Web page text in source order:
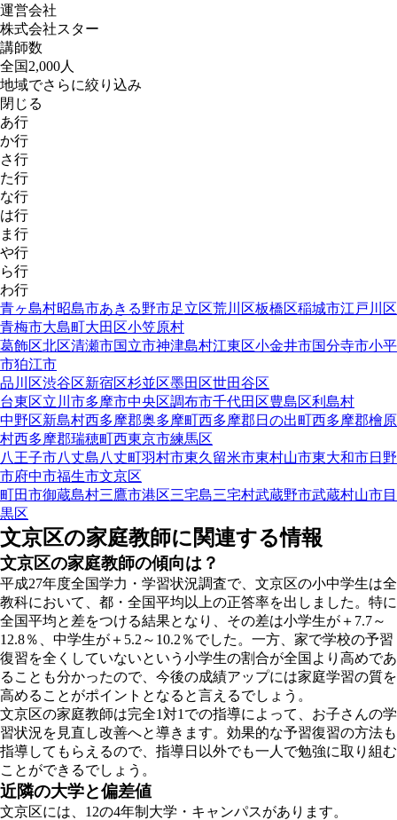
運営会社
株式会社スター
講師数
全国2,000人
地域でさらに絞り込み
閉じる
あ行
か行
さ行
た行
な行
は行
ま行
や行
ら行
わ行
青ヶ島村昭島市あきる野市足立区荒川区板橋区稲城市江戸川区
青梅市大島町大田区小笠原村
葛飾区北区清瀬市国立市神津島村江東区小金井市国分寺市小平
市狛江市
品川区渋谷区新宿区杉並区墨田区世田谷区
台東区立川市多摩市中央区調布市千代田区豊島区利島村
中野区新島村西多摩郡奥多摩町西多摩郡日の出町西多摩郡檜原
村西多摩郡瑞穂町西東京市練馬区
八王子市八丈島八丈町羽村市東久留米市東村山市東大和市日野
市府中市福生市文京区
町田市御蔵島村三鷹市港区三宅島三宅村武蔵野市武蔵村山市目
黒区
文京区の家庭教師に関連する情報
文京区の家庭教師の傾向は？
平成27年度全国学力・学習状況調査で、文京区の小中学生は全
教科において、都・全国平均以上の正答率を出しました。特に
全国平均と差をつける結果となり、その差は小学生が＋7.7～
12.8％、中学生が＋5.2～10.2％でした。一方、家で学校の予習
復習を全くしていないという小学生の割合が全国より高めであ
ることも分かったので、今後の成績アップには家庭学習の質を
高めることがポイントとなると言えるでしょう。
文京区の家庭教師は完全1対1での指導によって、お子さんの学
習状況を見直し改善へと導きます。効果的な予習復習の方法も
指導してもらえるので、指導日以外でも一人で勉強に取り組む
ことができるでしょう。
近隣の大学と偏差値
文京区には、12の4年制大学・キャンパスがあります。